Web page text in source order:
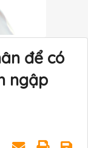
để có
ngập